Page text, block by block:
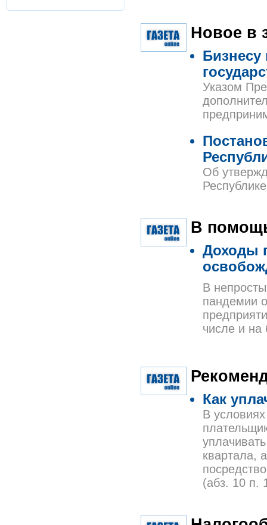
Новое в
Бизнесу
Указом
Об
В
Доходы
В
пандемии
числе и на
Как
В
квартала,
(абз. 10 п.